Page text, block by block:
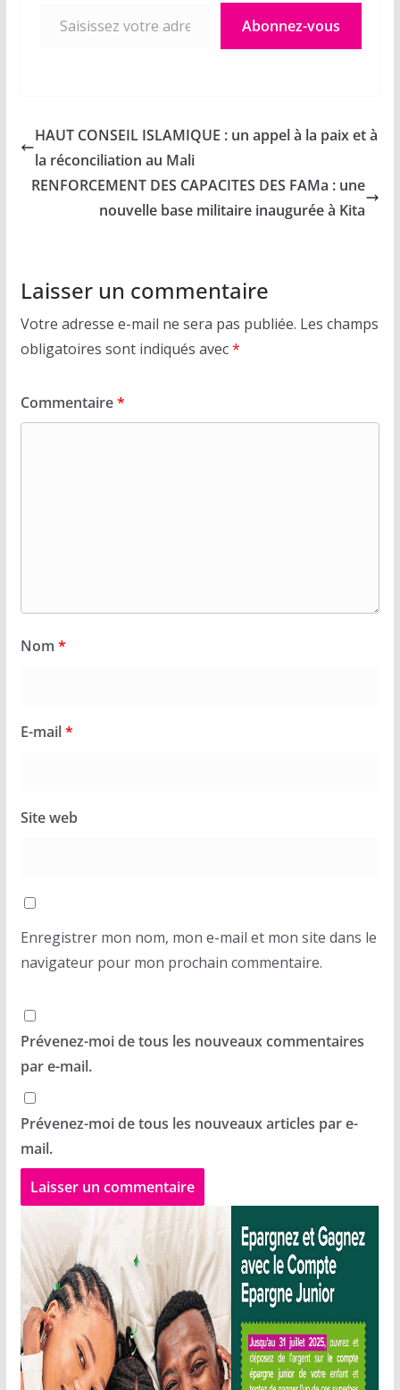
Abonnez-vous
HAUT CONSEIL ISLAMIQUE : un appel à la paix et à
la réconciliation au Mali
RENFORCEMENT DES CAPACITES DES FAMa : une
nouvelle base militaire inaugurée à Kita
Laisser un commentaire
Votre adresse e-mail ne sera pas publiée. Les champs
obligatoires sont indiqués avec*
Commentaire*
Nom *
E-mail*
Site web
Enregistrer mon nom, mon e-mail et mon site dans le
navigateur pour mon prochain commentaire.
Prévenez-moi de tous les nouveaux commentaires
par e-mail.
Prévenez-moi de tous les nouveaux articles par e-
mail.